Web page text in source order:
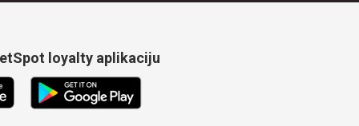
loyalty aplikaciju